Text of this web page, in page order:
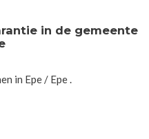
in de gemeente
in Epe / Epe .